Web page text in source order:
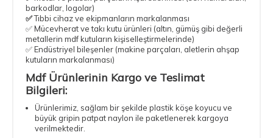
barkodlar, logolar)
✅Tıbbi cihaz ve ekipmanların markalanması
✅ Mücevherat ve takı kutu ürünleri (altın, gümüş gibi değerli
metallerin mdf kutuların kişiselleştirmelerinde)
✅ Endüstriyel bileşenler (makine parçaları, aletlerin ahşap
kutuların markalanması)
Mdf Ürünlerinin Kargo ve Teslimat
Bilgileri:
Ürünlerimiz, sağlam bir şekilde plastik köşe koyucu ve
büyük gripin patpat naylon ile paketlenerek kargoya
verilmektedir.